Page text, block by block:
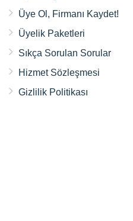
Üye Ol, Firmanı Kaydet!
Üyelik Paketleri
Sıkça Sorulan Sorular
Hizmet Sözleşmesi
Gizlilik Politikası